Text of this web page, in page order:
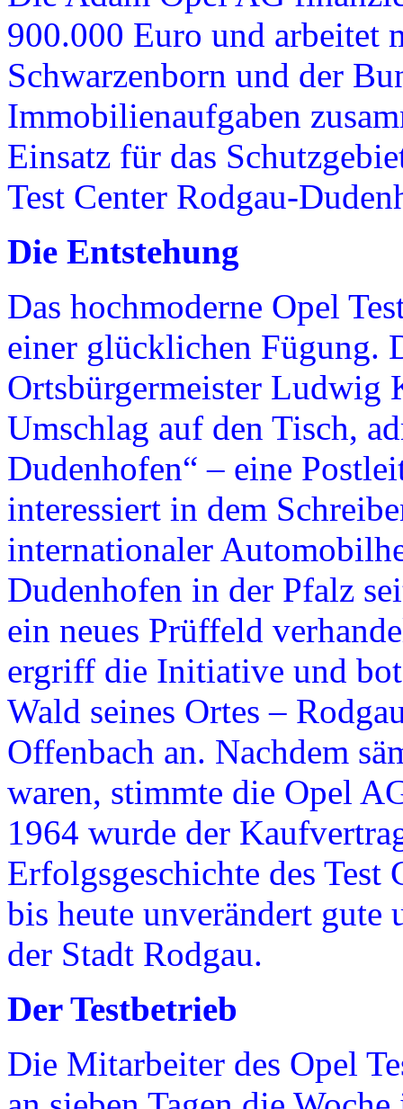
900.000 Euro und arbeitet
Schwarzenborn und der
Immobilienaufgaben
Einsatz für das
Test Center Rodgau-
Die Entstehung
Das hochmoderne Opel
einer glücklichen Fügung.
Ortsbürgermeister Ludwig
Umschlag auf den Tisch,
Dudenhofen“ – eine
interessiert in dem
internationaler
Dudenhofen in der Pfalz
ein neues Prüffeld
ergriff die Initiative und
Wald seines Ortes –
Offenbach an. Nachdem
waren, stimmte die Opel
1964 wurde der
Erfolgsgeschichte des
bis heute unverändert gute
der Stadt Rodgau.
Der Testbetrieb
Die Mitarbeiter des Opel